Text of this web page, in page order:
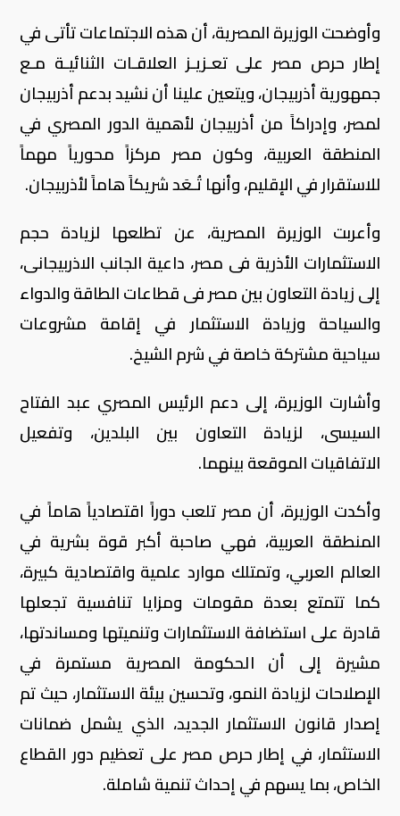
وأوضحت الوزيرة المصرية، أن هذه الاجتماعات تأتى في
إطار حرص مصر على تعـزيـز العلاقـات الثنائيـة مـع
جمهورية أذربيجان، ويتعين علينا أن نشيد بدعم أذربيجان
لمصر، وإدراكاً من أذربيجان لأهمية الدور المصري في
المنطقة العربية، وكون مصر مركزاً محورياً مهماً
للاستقرار في الإقليم، وأنها تُـعَد شريكاً هاماً لأذربيجان.
وأعربت الوزيرة المصرية، عن تطلعها لزيادة حجم
الاستثمارات الأذرية فى مصر، داعية الجانب الاذربيجانى،
إلى زيادة التعاون بين مصر فى قطاعات الطاقة والدواء
والسياحة وزيادة الاستثمار في إقامة مشروعات
سياحية مشتركة خاصة في شرم الشيخ.
وأشارت الوزيرة، إلى دعم الرئيس المصري عبد الفتاح
السيسى، لزيادة التعاون بين البلدين، وتفعيل
الاتفاقيات الموقعة بينهما.
وأكدت الوزيرة، أن مصر تلعب دوراً اقتصادياً هاماً في
المنطقة العربية، فهي صاحبة أكبر قوة بشرية في
العالم العربي، وتمتلك موارد علمية واقتصادية كبيرة،
كما تتمتع بعدة مقومات ومزايا تنافسية تجعلها
قادرة على استضافة الاستثمارات وتنميتها ومساندتها،
مشيرة إلى أن الحكومة المصرية مستمرة في
الإصلاحات لزيادة النمو، وتحسين بيئة الاستثمار، حيث تم
إصدار قانون الاستثمار الجديد، الذي يشمل ضمانات
الاستثمار، في إطار حرص مصر على تعظيم دور القطاع
الخاص، بما يسهم في إحداث تنمية شاملة.